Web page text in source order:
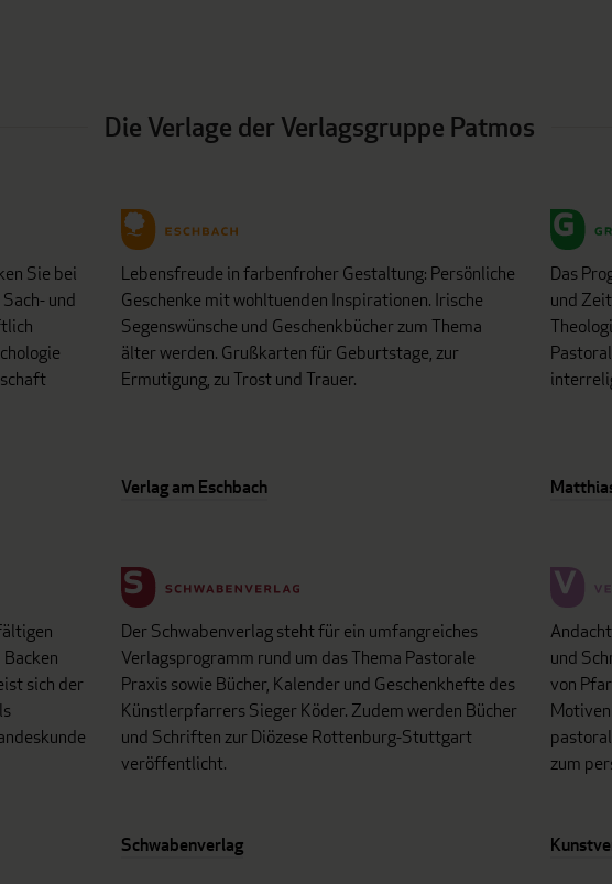
Die Verlage der Verlagsgruppe Patmos
Sie bei
und
Lebensfreude in farbenfroher Gestaltung: Persönliche
Geschenke mit wohltuenden Inspirationen. Irische
Segenswünsche und Geschenkbücher zum Thema
älter werden. Grußkarten für Geburtstage, zur
Ermutigung, zu Trost und Trauer.
Verlag am Eschbach
Das
und
sich der
Der Schwabenverlag steht für ein umfangreiches
Verlagsprogramm rund um das Thema Pastorale
Praxis sowie Bücher, Kalender und Geschenkhefte des
Künstlerpfarrers Sieger Köder. Zudem werden Bücher
und Schriften zur Diözese Rottenburg-Stuttgart
veröffentlicht.
Schwabenverlag
und
von
zum